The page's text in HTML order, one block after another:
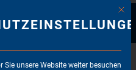
0
IMAGE PROCESSING/
Mit
unsere Website weiter besuchen